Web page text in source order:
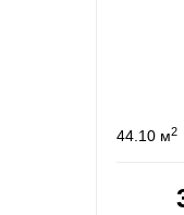
44.10 м2